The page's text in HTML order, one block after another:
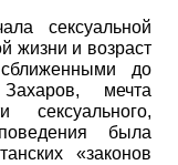
сексуальной
жизни и возраст
до
мечта
сексуального,
была
«законов